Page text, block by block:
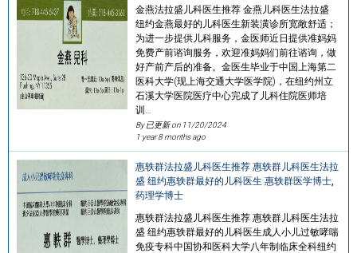
金燕法拉盛儿科医生推荐 金燕儿科医生法拉盛
纽约金燕最好的儿科医生新装潢诊所宽敞舒适；
为进一步提供儿科服务，金医师近日提供准妈妈
免费产前谘询服务，欢迎准妈妈们前往谘询，做
好产前产后的准备。金医生毕业于中国上海第二
医科大学(现上海交通大学医学院)，在纽约州立
石溪大学医院医疗中心完成了儿科住院医师培
训…
By 已更新 on 11/20/2024
1 year 8 months ago
惠轶群法拉盛儿科医生推荐 惠轶群儿科医生法拉
盛 纽约惠轶群最好的儿科医生 惠轶群医学博士,
药理学博士
惠轶群法拉盛儿科医生推荐 惠轶群儿科医生法拉
盛 纽约惠轶群最好的儿科医生成人小儿过敏哮喘
免疫专科中国协和医科大学八年制临床全科纽约